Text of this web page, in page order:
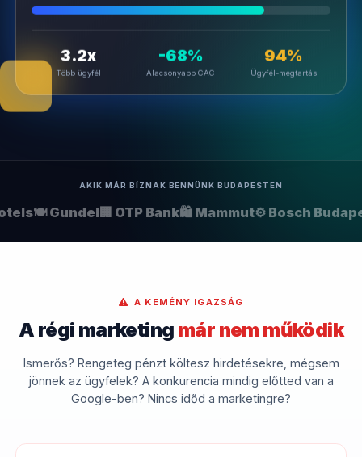
Hirdetés ROI +421%
3.2x -68% 94%
AKIK MÁR BÍZNAK BENNÜNK BUDAPESTEN
🍽️ Gundel🏢 OTP Bank🛍️ Mammut⚙️ Bosch
A KEMÉNY IGAZSÁG
A régi marketing már nem működik
Ismerős? Rengeteg pénzt költesz hirdetésekre, mégsem
jönnek az ügyfelek? A konkurencia mindig előtted van a
Google-ben? Nincs időd a marketingre?